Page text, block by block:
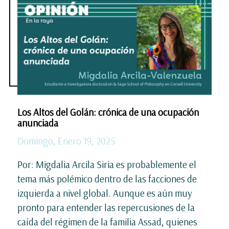
Los Altos del Golán: crónica de una ocupación
anunciada
Domingo, Enero 19, 2025
Por: Migdalia Arcila Siria es probablemente el
tema más polémico dentro de las facciones de
izquierda a nivel global. Aunque es aún muy
pronto para entender las repercusiones de la
caída del régimen de la familia Assad, quienes